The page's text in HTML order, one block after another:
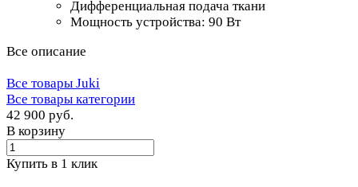
Дифференциальная подача ткани
Мощность устройства: 90 Вт
Все описание
Все товары Juki
Все товары категории
42 900 руб.
В корзину
Купить в 1 клик